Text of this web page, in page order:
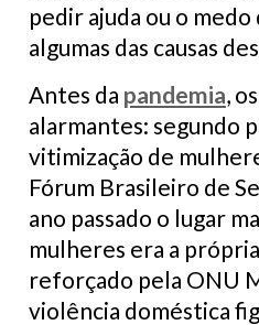
pedir ajuda ou o
algumas das causas
Antes da pandemia,
alarmantes: segundo
vitimização de
Fórum Brasileiro de
ano passado o lugar
mulheres era a
reforçado pela ONU
violência doméstica